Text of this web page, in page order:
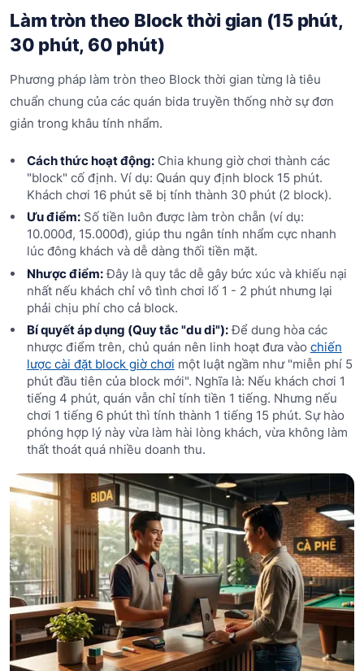
Làm tròn theo Block thời gian (15 phút,
30 phút, 60 phút)
Phương pháp làm tròn theo Block thời gian từng là tiêu
chuẩn chung của các quán bida truyền thống nhờ sự đơn
giản trong khâu tính nhẩm.
Cách thức hoạt động:Chia khung giờ chơi thành các
"block" cố định. Ví dụ: Quán quy định block 15 phút.
Khách chơi 16 phút sẽ bị tính thành 30 phút (2 block).
Ưu điểm:Số tiền luôn được làm tròn chẵn (ví dụ:
10.000đ, 15.000đ), giúp thu ngân tính nhẩm cực nhanh
lúc đông khách và dễ dàng thối tiền mặt.
Nhược điểm:Đây là quy tắc dễ gây bức xúc và khiếu nại
nhất nếu khách chỉ vô tình chơi lố 1 - 2 phút nhưng lại
phải chịu phí cho cả block.
Bí quyết áp dụng (Quy tắc "du di"):Để dung hòa các
nhược điểm trên, chủ quán nên linh hoạt đưa vào chiến
lược cài đặt block giờ chơi một luật ngầm như "miễn phí 5
phút đầu tiên của block mới". Nghĩa là: Nếu khách chơi 1
tiếng 4 phút, quán vẫn chỉ tính tiền 1 tiếng. Nhưng nếu
chơi 1 tiếng 6 phút thì tính thành 1 tiếng 15 phút. Sự hào
phóng hợp lý này vừa làm hài lòng khách, vừa không làm
thất thoát quá nhiều doanh thu.